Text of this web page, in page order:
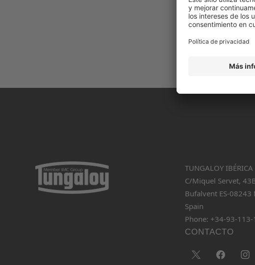
TUNGALOY IBÉRICA
C/Miquel Servet,
Bufalvent ES-08243
Spain
Phone: +34-93-
CONTACTO